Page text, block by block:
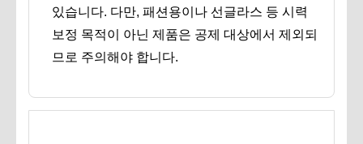
있습니다. 다만, 패션용이나 선글라스 등 시력
보정 목적이 아닌 제품은 공제 대상에서 제외되
므로 주의해야 합니다.